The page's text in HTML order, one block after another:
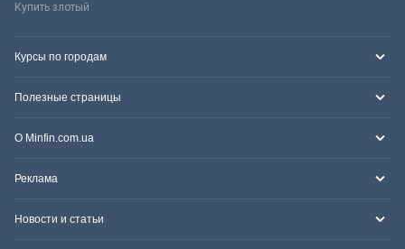
Купить злотый
Курсы по городам
Полезные страницы
О Minfin.com.ua
Реклама
Новости и статьи